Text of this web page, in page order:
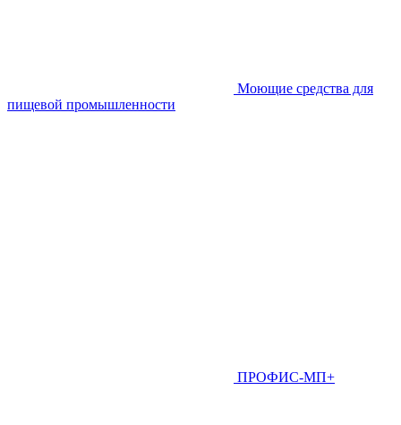
Моющие средства для
пищевой промышленности
ПРОФИС-МП+